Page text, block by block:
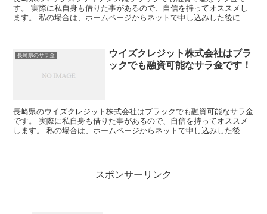
す。 実際に私自身も借りた事があるので、自信を持ってオススメし
ます。 私の場合は、ホームページからネットで申し込みした後に電
長崎県のサラ金
ウイズクレジット株式会社はブラ
ックでも融資可能なサラ金です！
長崎県のウイズクレジット株式会社はブラックでも融資可能なサラ金
です。 実際に私自身も借りた事があるので、自信を持ってオススメ
します。 私の場合は、ホームページからネットで申し込みした後に
スポンサーリンク